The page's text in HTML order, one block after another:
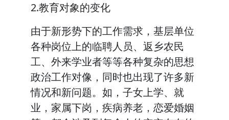
2.教育对象的变化
由于新形势下的工作需求，基层单位
各种岗位上的临聘人员、返乡农民
工、外来学业者等等各种复杂的思想
政治工作对像，同时也出现了许多新
情况和新问题。如，子女上学、就
业，家属下岗，疾病养老，恋爱婚姻